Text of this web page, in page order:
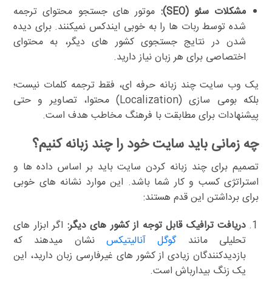
مشکلات سئو (SEO):
موتور های جستجو محتوای ترجمه
شده توسط ربات ها را به خوبی ایندکس نمیکنند. برای دیده
شدن در نتایج جستجوی کشور های دیگر، به محتوای
اختصاصی برای هر زبان نیاز دارید.
یک وب سایت چند زبانه حرفه ای، فقط ترجمه کلمات نیست؛
بلکه بومی سازی (Localization) محتوا، تصاویر و حتی
پیشنهادات برای مطابقت با فرهنگ مخاطب هدف است.
چه زمانی باید سایت خود را چند زبانه کنیم؟
تصمیم برای چند زبانه کردن سایت باید بر اساس داده ها و
استراتژی کسب و کار شما باشد. این موارد نشانه های خوبی
برای برداشتن این قدم هستند:
دریافت ترافیک قابل توجه از کشور های دیگر: اگر ابزار های
تحلیلی مانندگوگل آنالیتیکسنشان میدهند که
بازدیدکنندگان زیادی از کشور های غیرفارسی زبان دارید، این
یک زنگ بیدارباش است.